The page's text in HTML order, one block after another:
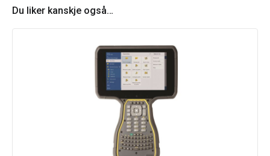
Du liker kanskje også…